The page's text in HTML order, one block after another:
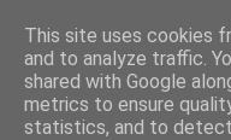
This site uses cookies
and to analyze traffic.
shared with Google
metrics to ensure
statistics, and to detect